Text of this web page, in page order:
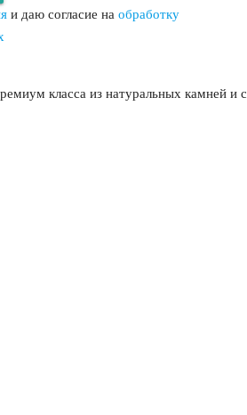
и даю согласие наобработку
класса из натуральных камней и